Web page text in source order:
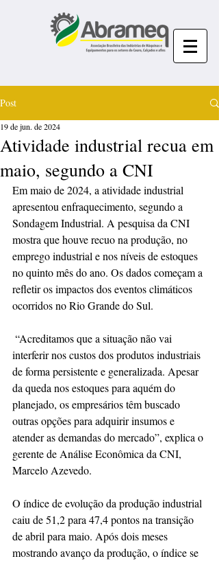
Post
Atividade industrial recua em
maio, segundo a CNI
19 de jun. de 2024
Em maio de 2024, a atividade industrial
apresentou enfraquecimento, segundo a
Sondagem Industrial. A pesquisa da CNI
mostra que houve recuo na produção, no
emprego industrial e nos níveis de estoques
no quinto mês do ano. Os dados começam a
refletir os impactos dos eventos climáticos
ocorridos no Rio Grande do Sul.
interferir nos custos dos produtos industriais
de forma persistente e generalizada. Apesar
da queda nos estoques para aquém do
planejado, os empresários têm buscado
outras opções para adquirir insumos e
atender as demandas do mercado”, explica o
gerente de Análise Econômica da CNI,
Marcelo Azevedo.
O índice de evolução da produção industrial
caiu de 51,2 para 47,4 pontos na transição
de abril para maio. Após dois meses
mostrando avanço da produção, o índice se